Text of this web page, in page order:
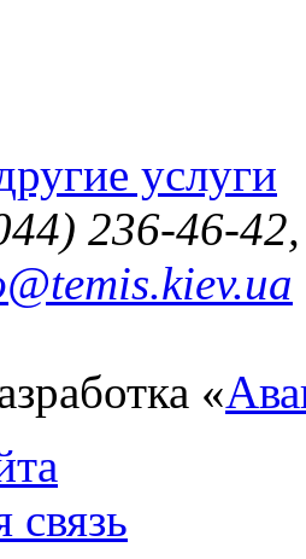
услуги
236-46-
«
связь